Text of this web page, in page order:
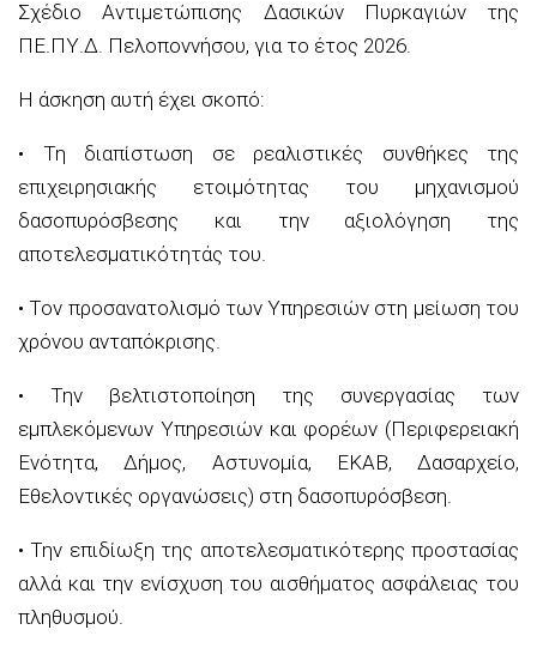
Σχέδιο Αντιμετώπισης Δασικών Πυρκαγιών της
ΠΕ.ΠΥ.Δ. Πελοποννήσου, για το έτος 2026.
Η άσκηση αυτή έχει σκοπό:
• Τη διαπίστωση σε ρεαλιστικές συνθήκες της
επιχειρησιακής ετοιμότητας του μηχανισμού
δασοπυρόσβεσης και την αξιολόγηση της
αποτελεσματικότητάς του.
• Τον προσανατολισμό των Υπηρεσιών στη μείωση του
χρόνου ανταπόκρισης.
• Την βελτιστοποίηση της συνεργασίας των
εμπλεκόμενων Υπηρεσιών και φορέων (Περιφερειακή
Ενότητα, Δήμος, Αστυνομία, ΕΚΑΒ, Δασαρχείο,
Εθελοντικές οργανώσεις) στη δασοπυρόσβεση.
• Την επιδίωξη της αποτελεσματικότερης προστασίας
αλλά και την ενίσχυση του αισθήματος ασφάλειας του
πληθυσμού.